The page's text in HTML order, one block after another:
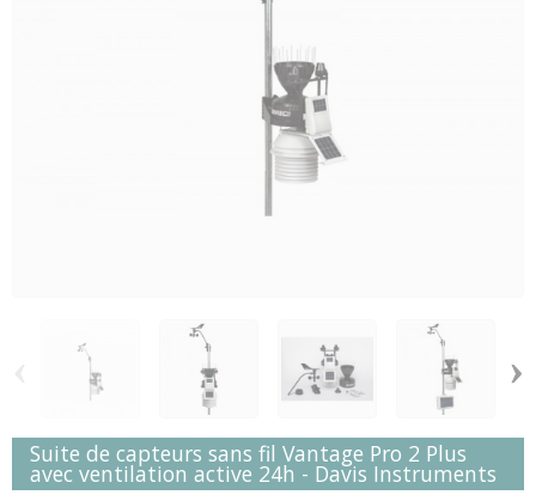
›
Suite de capteurs sans fil Vantage Pro 2 Plus
avec ventilation active 24h - Davis Instruments